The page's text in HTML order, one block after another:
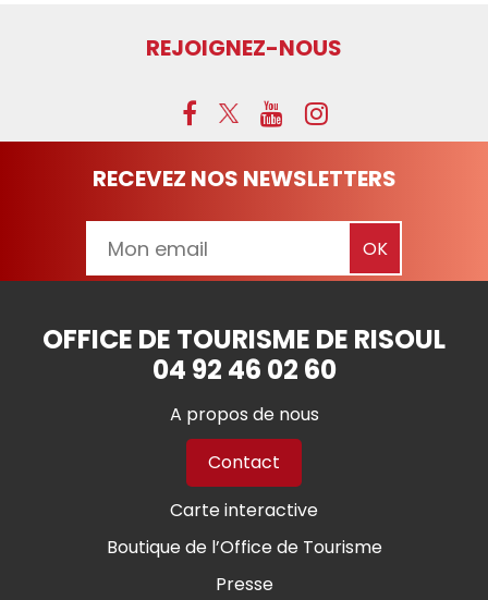
REJOIGNEZ-NOUS
RECEVEZ NOS NEWSLETTERS
OFFICE DE TOURISME DE RISOUL
04 92 46 02 60
A propos de nous
Contact
Carte interactive
Boutique de l’Office de Tourisme
Presse